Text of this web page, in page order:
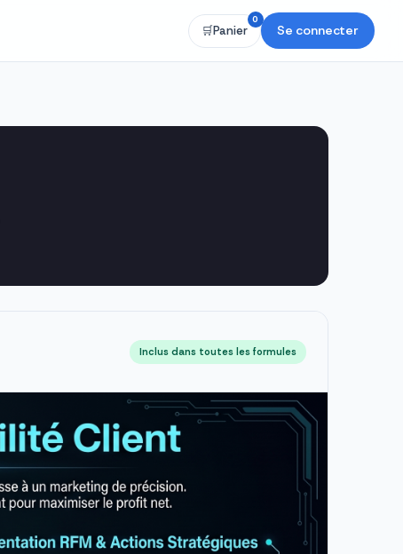
🛒Panier
0
Se connecter
Inclus dans toutes les formules